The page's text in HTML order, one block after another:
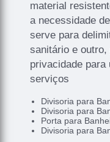
material
a necessidade
serve para
sanitário e outro,
privacidade para
serviços
Divisoria para
Divisoria para
Porta para
Divisoria para